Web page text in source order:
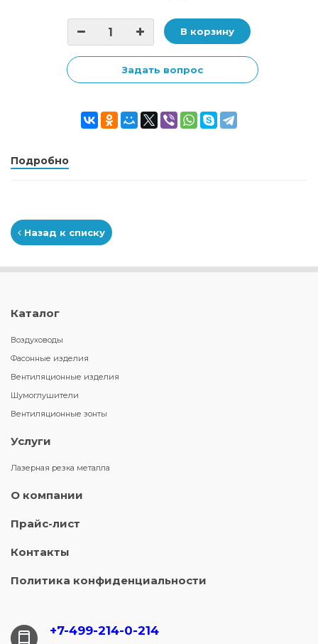
В корзину
Задать вопрос
Подробно
Назад к списку
Каталог
Воздуховоды
Фасонные изделия
Вентиляционные изделия
Шумоглушители
Вентиляционные зонты
Услуги
Лазерная резка металла
О компании
Прайс-лист
Контакты
Политика конфиденциальности
+7-499-214-0-214